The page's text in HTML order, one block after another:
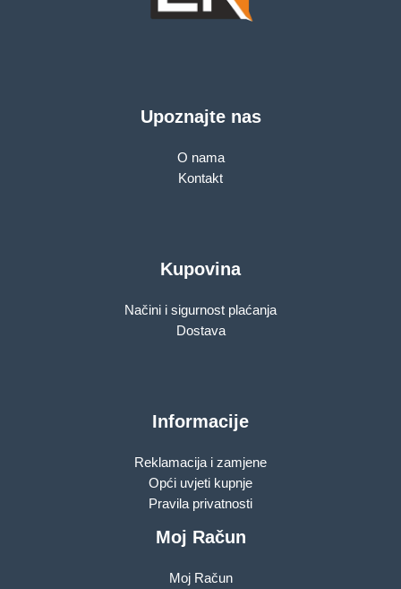
Upoznajte nas
O nama
Kontakt
Kupovina
Načini i sigurnost plaćanja
Dostava
Informacije
Reklamacija i zamjene
Opći uvjeti kupnje
Pravila privatnosti
Moj Račun
Moj Račun